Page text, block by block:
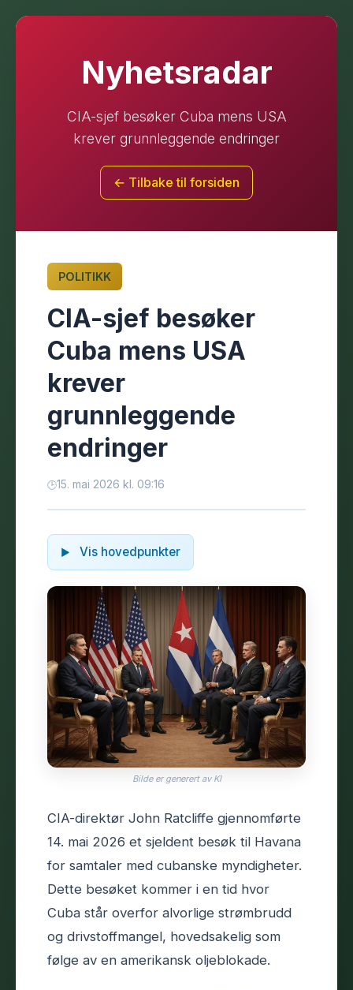
Nyhetsradar
CIA-sjef besøker Cuba mens USA
krever grunnleggende endringer
← Tilbake til forsiden
POLITIKK
CIA-sjef besøker
Cuba mens USA
krever
grunnleggende
endringer
15. mai 2026 kl. 09:16
Vis hovedpunkter
Bilde er generert av KI
CIA-direktør John Ratcliffe gjennomførte
14. mai 2026 et sjeldent besøk til Havana
for samtaler med cubanske myndigheter.
Dette besøket kommer i en tid hvor
Cuba står overfor alvorlige strømbrudd
og drivstoffmangel, hovedsakelig som
følge av en amerikansk oljeblokade.